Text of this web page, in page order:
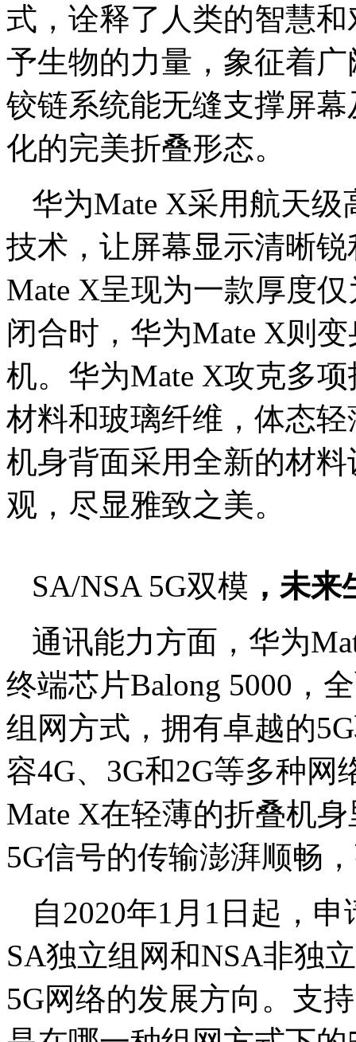
式，诠释了人类的智慧
予生物的力量，象征着
铰链系统能无缝支撑屏
化的完美折叠形态。
华为Mate X采用航天
技术，让屏幕显示清晰
Mate X呈现为一款厚度
闭合时，华为Mate X则
机。华为Mate X攻克多
材料和玻璃纤维，体态
机身背面采用全新的材
观，尽显雅致之美。
SA/NSA 5G双模 ， 未来
通讯能力方面，华为
终端芯片Balong 5000，
组网方式，拥有卓越的
容4G、3G和2G等多种网
Mate X在轻薄的折叠机
5G信号的传输澎湃顺畅
自2020年1月1日起，
SA独立组网和NSA非独
5G网络的发展方向。支